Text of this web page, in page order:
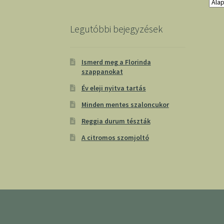
Legutóbbi bejegyzések
Ismerd meg a Florinda
szappanokat
Év eleji nyitva tartás
Minden mentes szaloncukor
Reggia durum tészták
A citromos szomjoltó